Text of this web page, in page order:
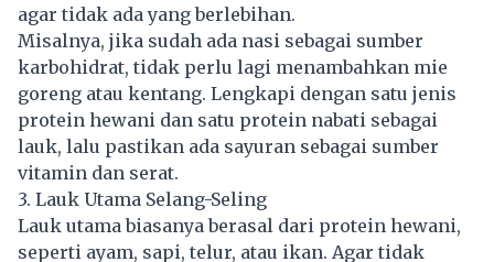
agar tidak ada yang berlebihan.
Misalnya, jika sudah ada nasi sebagai sumber
karbohidrat, tidak perlu lagi menambahkan mie
goreng atau kentang. Lengkapi dengan satu jenis
protein hewani dan satu protein nabati sebagai
lauk, lalu pastikan ada sayuran sebagai sumber
vitamin dan serat.
3. Lauk Utama Selang-Seling
Lauk utama biasanya berasal dari protein hewani,
seperti ayam, sapi, telur, atau ikan. Agar tidak